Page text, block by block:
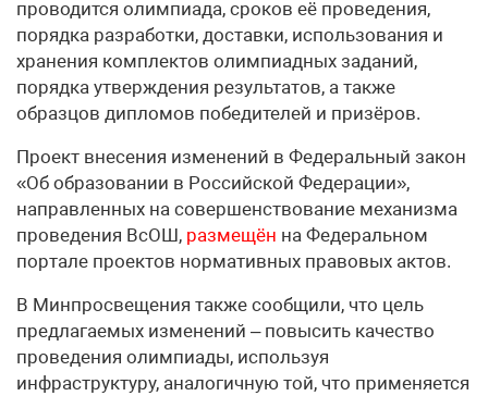
проводится олимпиада, сроков её проведения,
порядка разработки, доставки, использования и
хранения комплектов олимпиадных заданий,
порядка утверждения результатов, а также
образцов дипломов победителей и призёров.
Проект внесения изменений в Федеральный закон
«Об образовании в Российской Федерации»,
направленных на совершенствование механизма
проведения ВсОШ, размещён на Федеральном
портале проектов нормативных правовых актов.
В Минпросвещения также сообщили, что цель
предлагаемых изменений – повысить качество
проведения олимпиады, используя
инфраструктуру, аналогичную той, что применяется